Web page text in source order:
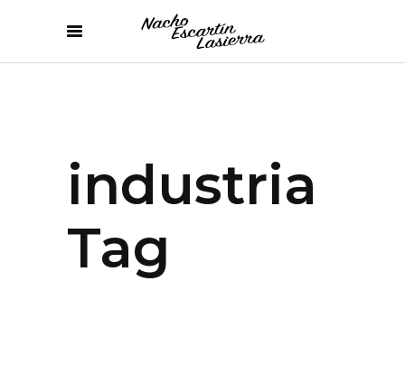
industria
Tag